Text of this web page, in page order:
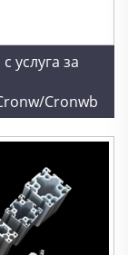
услуга за
Cronwb